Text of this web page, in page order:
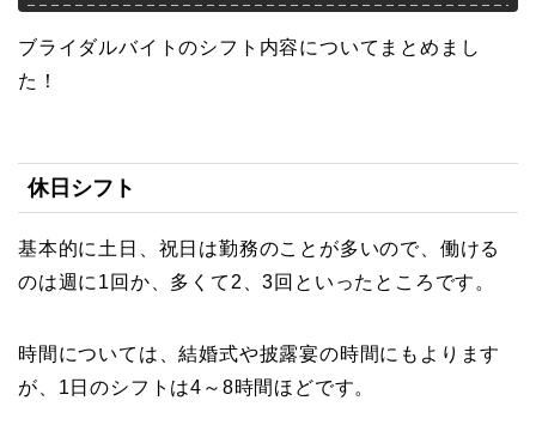
ブライダルバイトのシフト内容についてまとめまし
た！
休日シフト
基本的に土日、祝日は勤務のことが多いので、働ける
のは週に1回か、多くて2、3回といったところです。
時間については、結婚式や披露宴の時間にもよります
が、1日のシフトは4～8時間ほどです。